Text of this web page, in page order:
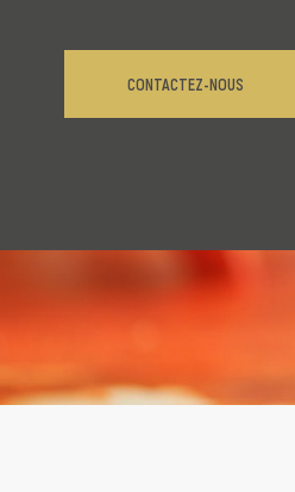
CONTACTEZ-NOUS